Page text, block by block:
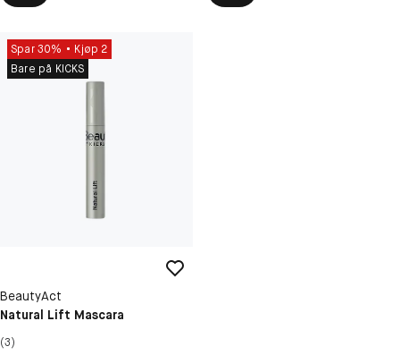
Spar 30%
Kjøp 2
Bare på KICKS
BeautyAct
Natural Lift Mascara
(3)